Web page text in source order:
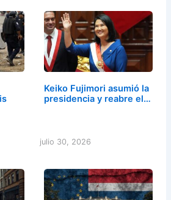
Keiko Fujimori asumió la
presidencia y reabre el…
julio 30, 2026